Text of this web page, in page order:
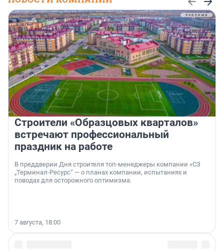
Строители «Образцовых кварталов»
встречают профессиональный
праздник на работе
В преддверии Дня строителя топ-менеджеры компании «СЗ
„Терминал-Ресурс“ — о планах компании, испытаниях и
поводах для осторожного оптимизма.
7 августа, 18:00